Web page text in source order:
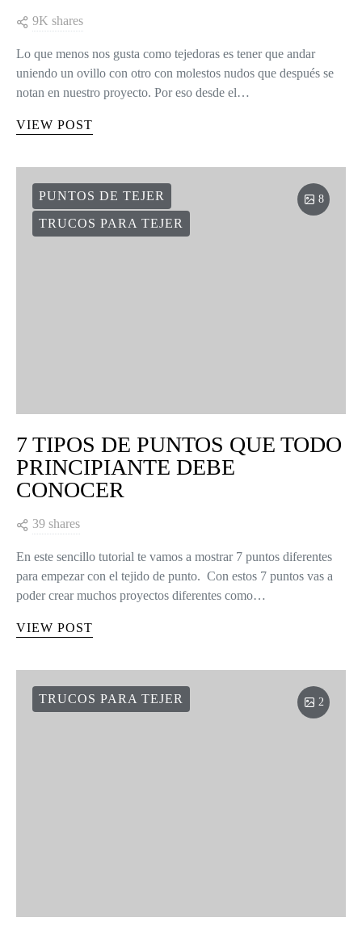
9K shares
Lo que menos nos gusta como tejedoras es tener que andar
uniendo un ovillo con otro con molestos nudos que después se
notan en nuestro proyecto. Por eso desde el…
VIEW POST
PUNTOS DE TEJER
TRUCOS PARA TEJER
8
7 TIPOS DE PUNTOS QUE TODO
PRINCIPIANTE DEBE
CONOCER
39 shares
En este sencillo tutorial te vamos a mostrar 7 puntos diferentes
para empezar con el tejido de punto. Con estos 7 puntos vas a
poder crear muchos proyectos diferentes como…
VIEW POST
TRUCOS PARA TEJER 2